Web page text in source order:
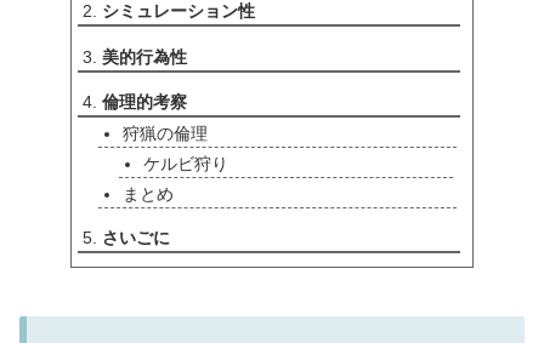
シミュレーション性
美的行為性
倫理的考察
狩猟の倫理
ケルビ狩り
まとめ
さいごに